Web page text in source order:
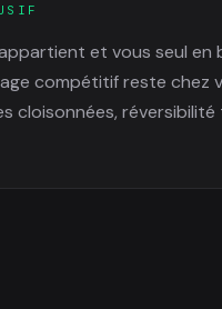
et vous seul en
compétitif reste chez
cloisonnées,